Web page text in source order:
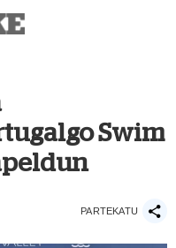
Swim
PARTEKATU